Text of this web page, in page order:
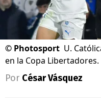
© Photosport U.
en la Copa Libertadores.
Por César Vásquez